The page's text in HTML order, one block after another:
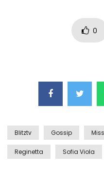
0
Blitztv Gossip
Reginetta Sofia Viola